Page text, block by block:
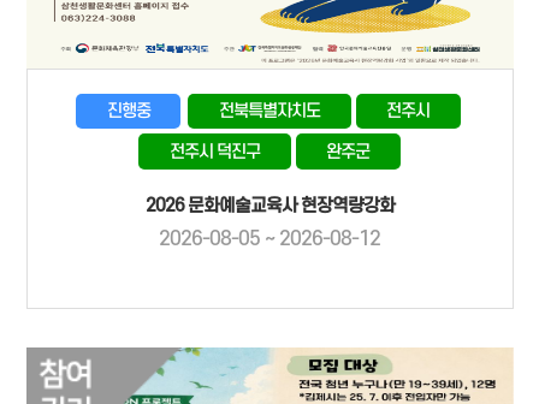
진행중 전북특별자치도
전주시
전주시 덕진구
완주군
2026 문화예술교육사 현장역량강화
2026-08-05 ~ 2026-08-12